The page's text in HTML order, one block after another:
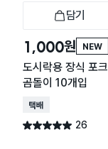
담기
NEW
1,000원
도시락용 장식 포크
곰돌이 10개입
택배배송
별점 5.0점 26
건 작성